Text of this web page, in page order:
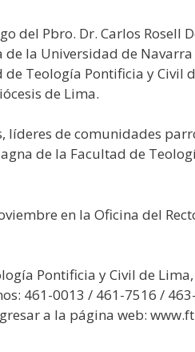
del Pbro. Dr. Carlos Rosell
la Universidad de Navarra
Teología Pontificia y Civil
de Lima.
líderes de comunidades
de la Facultad de
en la Oficina del
Pontificia y Civil de Lima,
461-0013 / 461-7516 /
a la página web: